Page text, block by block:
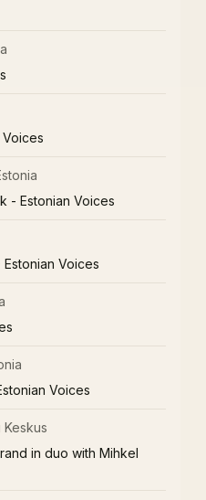
- Estonian Voices
Estonian Voices
Voices
Keskus
in duo with Mihkel